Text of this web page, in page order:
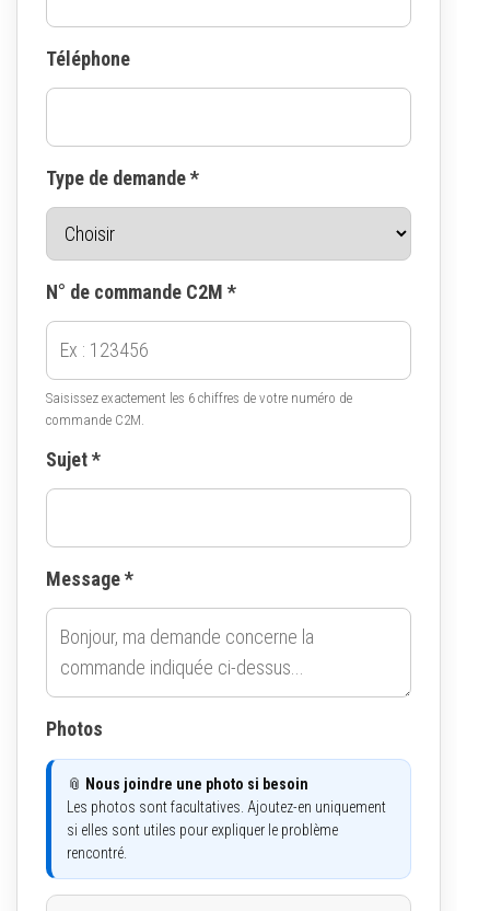
Téléphone
Type de demande *
N° de commande C2M *
Saisissez exactement les 6 chiffres de votre numéro de
commande C2M.
Sujet *
Message *
Photos
📎 Nous joindre une photo si besoin
Les photos sont facultatives. Ajoutez-en uniquement
si elles sont utiles pour expliquer le problème
rencontré.